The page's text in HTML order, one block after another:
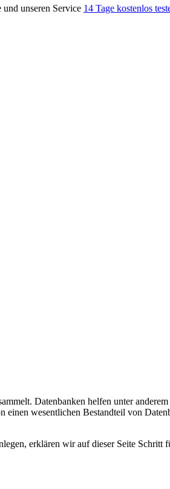
unseren Service 14 Tage kostenlos
Datenbanken helfen unter
wesentlichen Bestandteil von
erklären wir auf dieser Seite Schritt